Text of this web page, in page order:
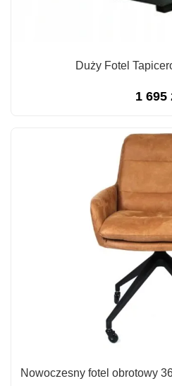
Duży Fotel
1 695
Nowoczesny fotel obrotowy